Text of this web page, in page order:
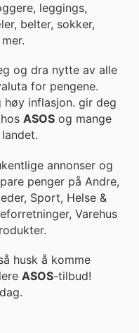
leggings,
belter, sokker,
og dra nytte av alle
for pengene.
gir deg
ASOS og mange
annonser og
penger på Andre,
Sport, Helse &
Varehus
husk å komme
ASOS-tilbud!